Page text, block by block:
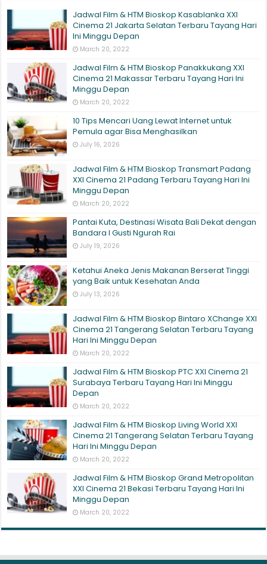
Jadwal Film & HTM Bioskop Kasablanka XXI
Cinema 21 Jakarta Selatan Terbaru Tayang Hari
Ini Minggu Depan
March 20, 2022
Jadwal Film & HTM Bioskop Panakkukang XXI
Cinema 21 Makassar Terbaru Tayang Hari Ini
Minggu Depan
March 20, 2022
10 Tips Mencari Uang Lewat Internet untuk
Pemula agar Bisa Menghasilkan
July 16, 2026
Jadwal Film & HTM Bioskop Transmart Padang
XXI Cinema 21 Padang Terbaru Tayang Hari Ini
Minggu Depan
March 20, 2022
Pantai Kuta, Destinasi Wisata Bali Dekat dengan
Bandara I Gusti Ngurah Rai
July 19, 2026
Ketahui Aneka Jenis Makanan Berserat Tinggi
yang Baik untuk Kesehatan Anda
July 13, 2026
Jadwal Film & HTM Bioskop Bintaro XChange XXI
Cinema 21 Tangerang Selatan Terbaru Tayang
Hari Ini Minggu Depan
March 20, 2022
Jadwal Film & HTM Bioskop PTC XXI Cinema 21
Surabaya Terbaru Tayang Hari Ini Minggu
Depan
March 20, 2022
Jadwal Film & HTM Bioskop Living World XXI
Cinema 21 Tangerang Selatan Terbaru Tayang
Hari Ini Minggu Depan
March 20, 2022
Jadwal Film & HTM Bioskop Grand Metropolitan
XXI Cinema 21 Bekasi Terbaru Tayang Hari Ini
Minggu Depan
March 20, 2022